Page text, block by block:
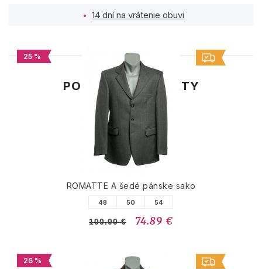
14 dní na vrátenie obuvi
PODOBNÉ PRODUKTY
25 %
ROMATTE A šedé pánske sako
48 50 54
100.00 € 74.89 €
26 %